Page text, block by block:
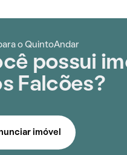
o QuintoAndar
possui
Falcões?
imóvel